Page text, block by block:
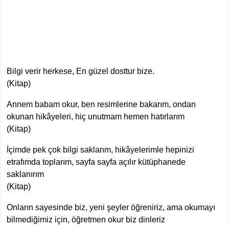
Bilgi verir herkese, En güzel dosttur bize.
(Kitap)
Annem babam okur, ben resimlerine bakarım, ondan
okunan hikâyeleri, hiç unutmam hemen hatırlarım
(Kitap)
İçimde pek çok bilgi saklarım, hikâyelerimle hepinizi
etrafımda toplarım, sayfa sayfa açılır kütüphanede
saklanırım
(Kitap)
Onların sayesinde biz, yeni şeyler öğreniriz, ama okumayı
bilmediğimiz için, öğretmen okur biz dinleriz